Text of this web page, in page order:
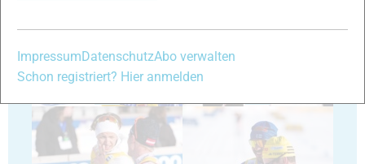
ImpressumDatenschutzAbo verwalten
Schon registriert? Hier anmelden